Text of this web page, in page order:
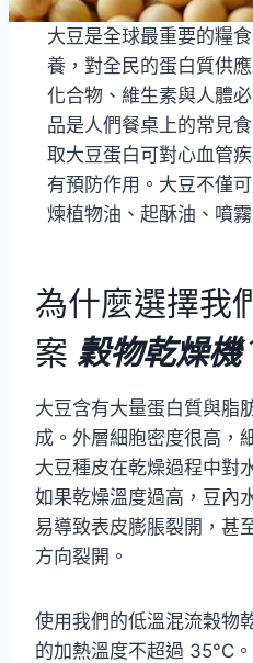
大豆是全球最重要的糧
養，對全民的蛋白質供
化合物、維生素與人體
品是人們餐桌上的常見
取大豆蛋白可對心血管
有預防作用。大豆不僅
煉植物油、起酥油、噴霧
為什麼選擇我
案 穀物乾燥機
大豆含有大量蛋白質與脂
成。外層細胞密度很高，
大豆種皮在乾燥過程中對
如果乾燥溫度過高，豆內
易導致表皮膨脹裂開，甚
方向裂開。
使用我們的低溫混流穀物
的加熱溫度不超過 35°C